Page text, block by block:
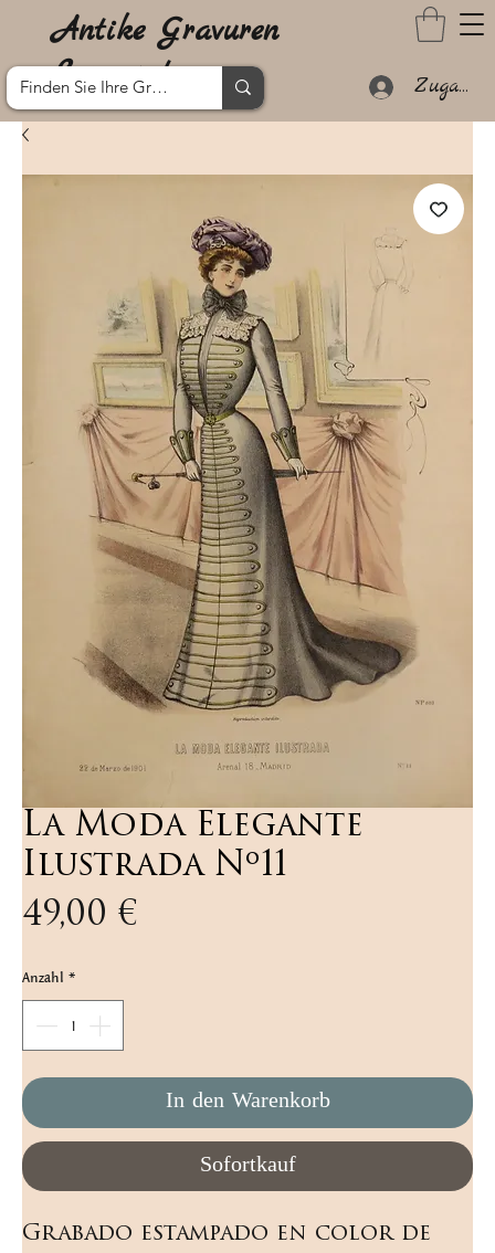
Antike Gravuren
Lanzarote
Zugang
La Moda Elegante
Ilustrada Nº11
49,00 €
Anzahl *
In den Warenkorb
Sofortkauf
Grabado estampado en color de